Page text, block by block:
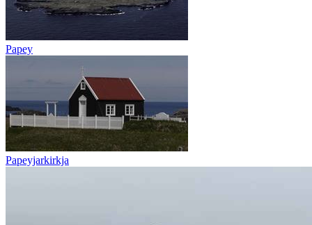
Papey
Papeyjarkirkja